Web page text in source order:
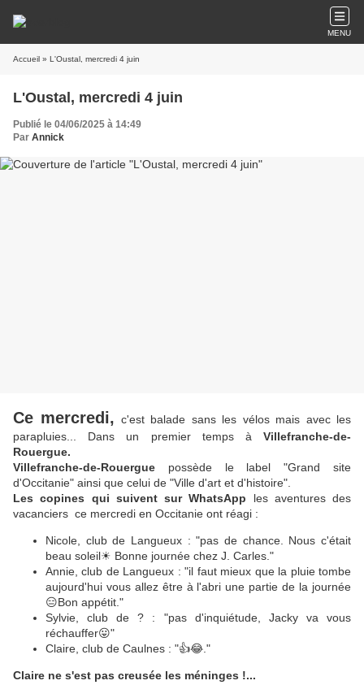
MENU
Accueil » L'Oustal, mercredi 4 juin
L'Oustal, mercredi 4 juin
Publié le 04/06/2025 à 14:49
Par Annick
Ce mercredi, c'est balade sans les vélos mais avec les
parapluies... Dans un premier temps à Villefranche-de-
Rouergue.
Villefranche-de-Rouergue possède le label "Grand site
d'Occitanie" ainsi que celui de "Ville d'art et d'histoire".
Les copines qui suivent sur WhatsApp les aventures des
vacanciers ce mercredi en Occitanie ont réagi :
Nicole, club de Langueux : "pas de chance. Nous c'était
beau soleil☀ Bonne journée chez J. Carles."
Annie, club de Langueux : "il faut mieux que la pluie tombe
aujourd'hui vous allez être à l'abri une partie de la journée
😑Bon appétit."
Sylvie, club de ? : "pas d'inquiétude, Jacky va vous
réchauffer😛"
Claire, club de Caulnes : "👍😂."
Claire ne s'est pas creusée les méninges !...